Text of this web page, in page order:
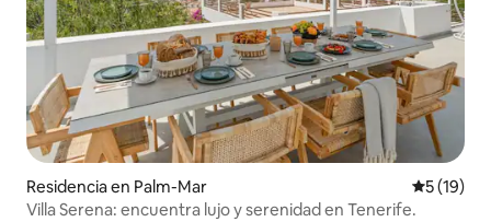
Residencia en Palm-Mar
5 (19)
Villa Serena: encuentra lujo y serenidad en Tenerife.